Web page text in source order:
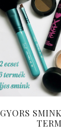
GYORS